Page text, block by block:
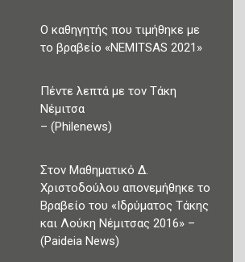
Ο καθηγητής που τιμήθηκε με
το βραβείο «NEMITSAS 2021»
Πέντε λεπτά με τον Τάκη
Νέμιτσα
– (Philenews)
Στον Μαθηματικό Δ.
Χριστοδούλου απονεμήθηκε το
Βραβείο του «Ιδρύματος Τάκης
και Λούκη Νέμιτσας 2016» –
(Paideia News)